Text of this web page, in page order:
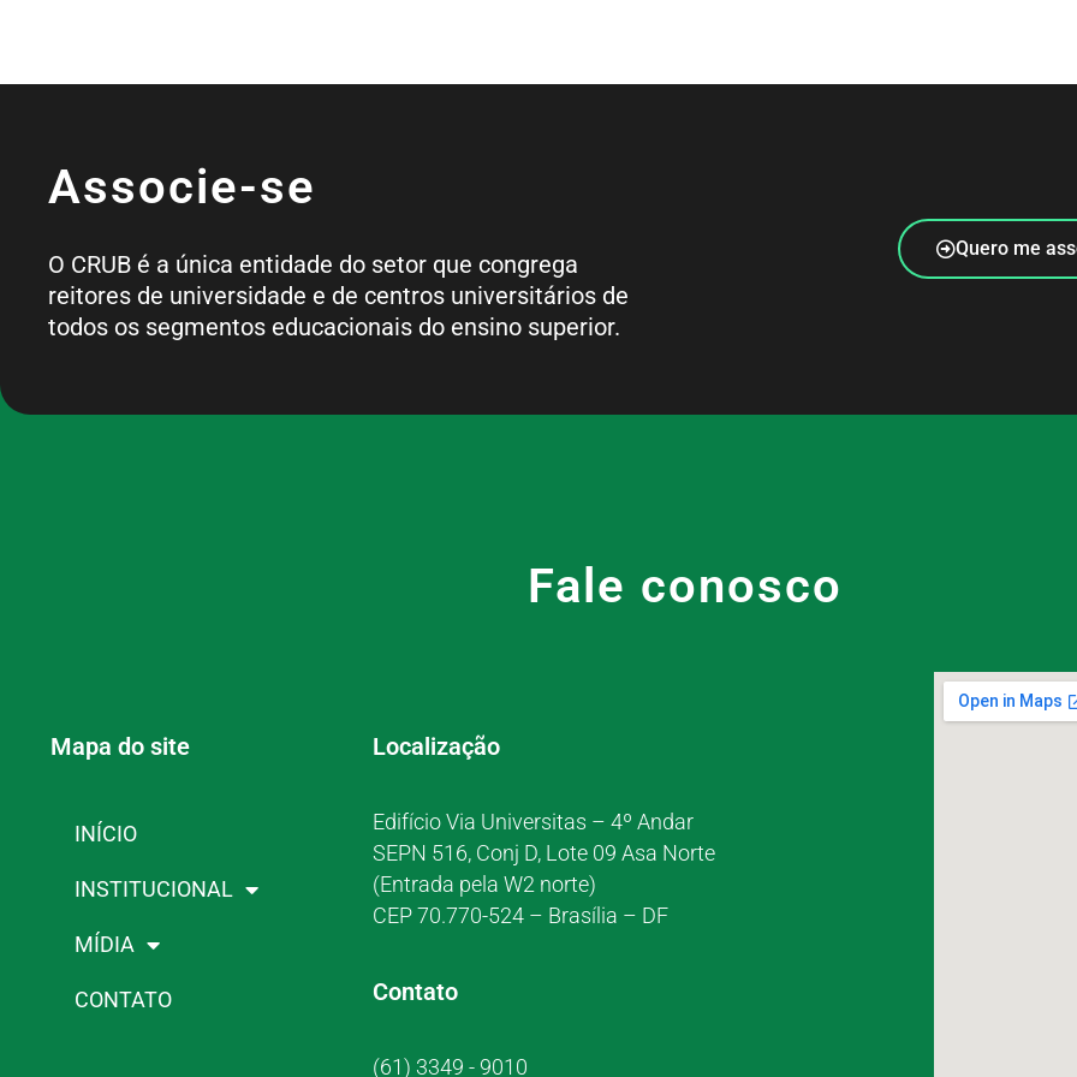
Associe-se
O CRUB é a única entidade do setor que congrega
reitores de universidade e de centros universitários de
todos os segmentos educacionais do ensino superior.
Quero me
Fale conosco
Mapa do site
INÍCIO
INSTITUCIONAL
MÍDIA
CONTATO
Localização
Edifício Via Universitas – 4º Andar
SEPN 516, Conj D, Lote 09 Asa Norte
(Entrada pela W2 norte)
CEP 70.770-524 – Brasília – DF
Contato
(61) 3349 - 9010